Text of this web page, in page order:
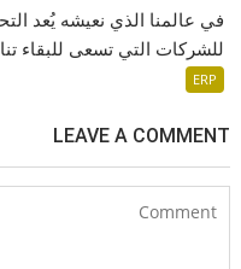
في عالمنا الذي نعيشه يُعد
للشركات التي تسعى للبقاء
ERP
LEAVE A COMMENT